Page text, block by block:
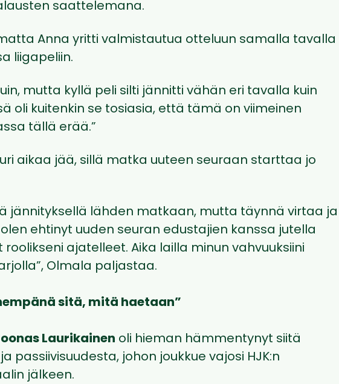
saattelemana.
Anna yritti valmistautua otteluun samalla tavalla
liigapeliin.
mutta kyllä peli silti jännitti vähän eri tavalla kuin
oli kuitenkin se tosiasia, että tämä on viimeinen
tällä erää.”
aikaa jää, sillä matka uuteen seuraan starttaa jo
jännityksellä lähden matkaan, mutta täynnä virtaa ja
ehtinyt uuden seuran edustajien kanssa jutella
roolikseni ajatelleet. Aika lailla minun vahvuuksiini
Olmala paljastaa.
sitä, mitä haetaan”
Laurikainen oli hieman hämmentynyt siitä
passiivisuudesta, johon joukkue vajosi HJK:n
jälkeen.